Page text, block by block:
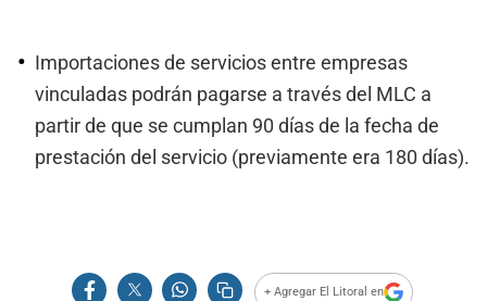
Importaciones de servicios entre empresas
vinculadas podrán pagarse a través del MLC a
partir de que se cumplan 90 días de la fecha de
prestación del servicio (previamente era 180 días).
+ Agregar El Litoral en